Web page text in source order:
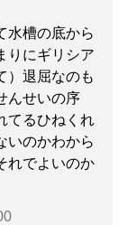
水槽の底から
りにギリシア
）退屈なのも
んせいの序
てるひねくれ
いのかわから
れでよいのか